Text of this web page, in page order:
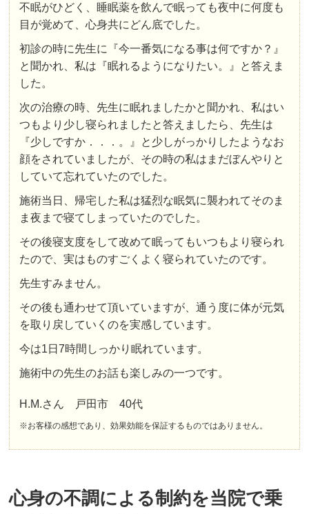
不眠がひどく、睡眠薬を飲んで眠っても夜中に何度も
目が覚めて、心身共にどん底でした。
初診の時に先生に『今一番気になる事は何ですか？』
と聞かれ、私は『眠れるようになりたい。』と答えま
した。
次の治療の時、先生に眠れましたかと聞かれ、私はい
つもより少し寝られましたと答えましたら、先生は
『少しですか．．．。』と少しがっかりしたようなお
顔をされていましたが、その時の私はまだぼんやりと
していて忘れていたのでした。
施術当日、帰宅した私は猛烈な眠気に襲われてそのま
ま夜まで寝てしまっていたのでした。
その後寝支度をして改めて眠ってもいつもより寝られ
たので、実はものすごくよく寝られていたのです。
先生すみません。
その後も通わせて頂いていますが、通う度に体が元気
を取り戻していくのを実感しています。
今は1日7時間しっかり眠れています。
施術中の先生のお話も楽しみの一つです。
H.M.さん 戸田市 40代
※お客様の感想であり、効果効能を保証するものではありません。
心身の不調による制約を当院で乗